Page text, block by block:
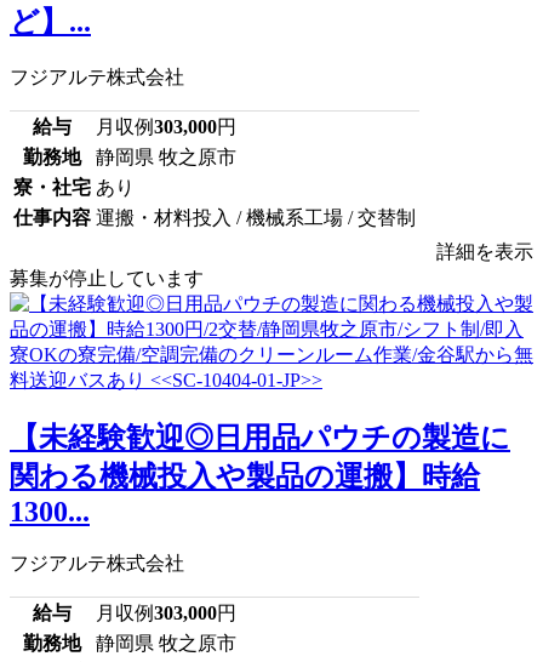
ど】...
フジアルテ株式会社
給与 月収例303,000円
勤務地
静岡県 牧之原市
寮・社宅 あり
仕事内容 運搬・材料投入 / 機械系工場 / 交替制
詳細を表示
募集が停止しています
【未経験歓迎◎日用品パウチの製造に
関わる機械投入や製品の運搬】時給
1300...
フジアルテ株式会社
給与 月収例303,000円
勤務地
静岡県 牧之原市